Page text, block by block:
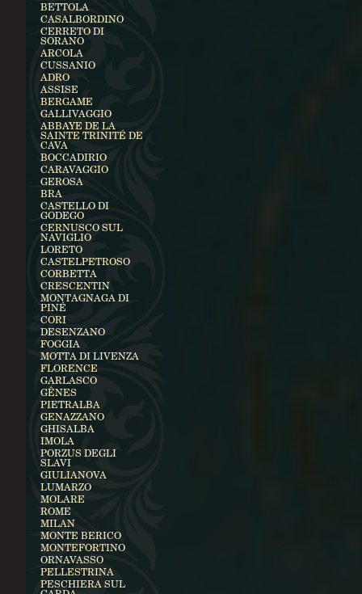
BETTOLA
CASALBORDINO
CERRETO DI
SORANO
ARCOLA
CUSSANIO
ADRO
ASSISE
BERGAME
GALLIVAGGIO
ABBAYE DE LA
SAINTE TRINITÉ DE
CAVA
BOCCADIRIO
CARAVAGGIO
GEROSA
BRA
CASTELLO DI
GODEGO
CERNUSCO SUL
NAVIGLIO
LORETO
CASTELPETROSO
CORBETTA
CRESCENTIN
MONTAGNAGA DI
PINÉ
CORI
DESENZANO
FOGGIA
MOTTA DI LIVENZA
FLORENCE
GARLASCO
GÊNES
PIETRALBA
GENAZZANO
GHISALBA
IMOLA
PORZUS DEGLI
SLAVI
GIULIANOVA
LUMARZO
MOLARE
ROME
MILAN
MONTE BERICO
MONTEFORTINO
ORNAVASSO
PELLESTRINA
PESCHIERA SUL